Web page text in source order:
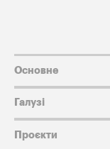
Основне
Галузі
Проєкти